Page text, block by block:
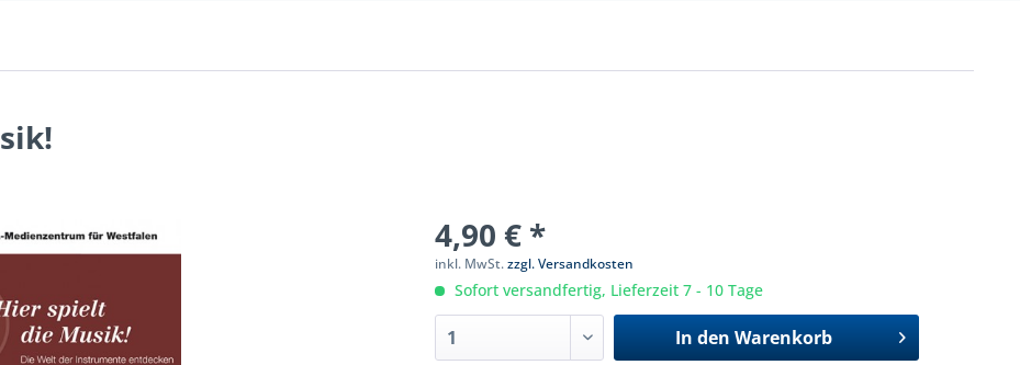
4,90 € *
inkl. MwSt.zzgl. Versandkosten
Sofort versandfertig, Lieferzeit 7 - 10 Tage
In den Warenkorb